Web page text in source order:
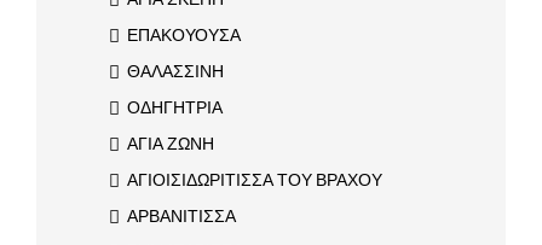
ΕΠΑΚΟΥΟΥΣΑ
ΘΑΛΑΣΣΙΝΗ
ΟΔΗΓΗΤΡΙΑ
ΑΓΙΑ ΖΩΝΗ
ΑΓΙΟΙΣΙΔΩΡΙΤΙΣΣΑ ΤΟΥ ΒΡΑΧΟΥ
ΑΡΒΑΝΙΤΙΣΣΑ